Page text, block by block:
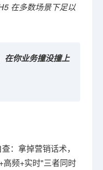
在多数场景下足以
在你业务撞没撞上
：拿掉营销话术，
频+实时"三者同时